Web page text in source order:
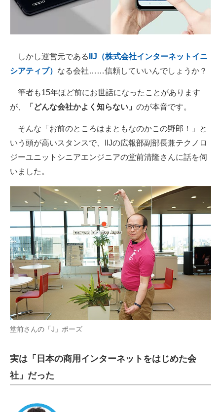
しかし運営元である IIJ（株式会社インターネットイニ
シアティブ） なる会社……信頼していいんでしょうか？
筆者も15年ほど前にお世話になったことがあります
が、
「どんな会社かよく知らない」 のが本音です。
そんな「お前のところはまともなのかこの野郎！」と
いう頭が高いスタンスで、IIJの広報部副部長兼テクノロ
ジーユニットシニアエンジニアの堂前清隆さんに話を伺
いました。
堂前さんの「J」ポーズ
実は「日本の商用インターネットをはじめた会
社」だった